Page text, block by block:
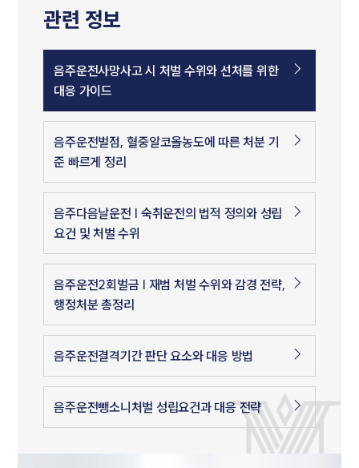
관련 정보
음주운전사망사고 시 처벌 수위와 선처를 위한
대응 가이드
음주운전벌점, 혈중알코올농도에 따른 처분 기
준 빠르게 정리
음주다음날운전 | 숙취운전의 법적 정의와 성립
요건 및 처벌 수위
음주운전2회벌금 | 재범 처벌 수위와 감경 전략,
행정처분 총정리
음주운전결격기간 판단 요소와 대응 방법
음주운전뺑소니처벌 성립요건과 대응 전략